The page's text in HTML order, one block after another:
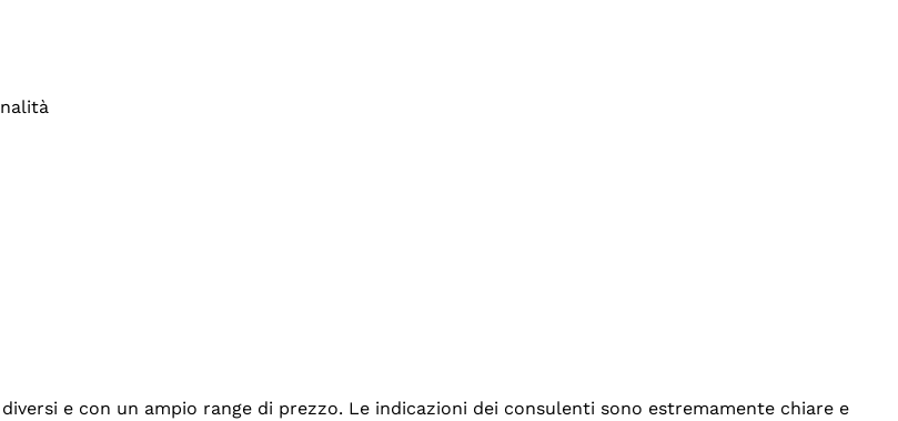
e con un ampio range di prezzo. Le indicazioni dei consulenti sono estremamente chiare e